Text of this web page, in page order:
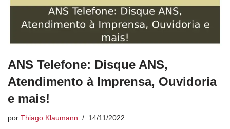
ANS Telefone: Disque ANS,
Atendimento à Imprensa, Ouvidoria
e mais!
por Thiago Klaumann 14/11/2022